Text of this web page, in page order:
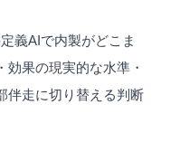
義AIで内製がどこま
果の現実的な水準・
伴走に切り替える判断